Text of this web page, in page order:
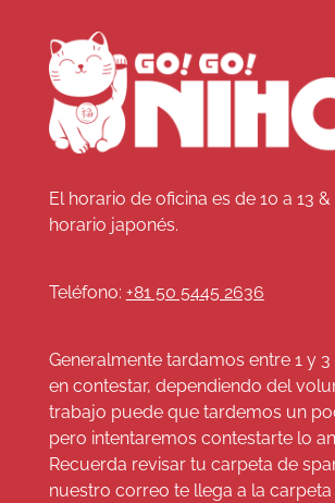
El horario de oficina es de 10 a 13 &
horario japonés.
Teléfono: +81 50 5445 2636
Generalmente tardamos entre 1 y 3
en contestar, dependiendo del
trabajo puede que tardemos un
pero intentaremos contestarte lo
Recuerda revisar tu carpeta de
nuestro correo te llega a la carpeta